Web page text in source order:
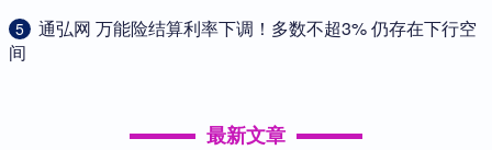
5
​通弘网 万能险结算利率下调！多数不超3% 仍存在下行空
间
最新文章